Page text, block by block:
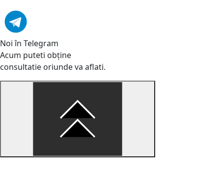
Noi în Telegram
Acum puteti obține
consultatie oriunde va aflati.